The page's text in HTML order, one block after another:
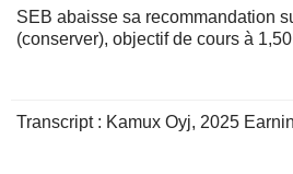
SEB abaisse sa recommandation
(conserver), objectif de cours à
Transcript : Kamux Oyj, 2025